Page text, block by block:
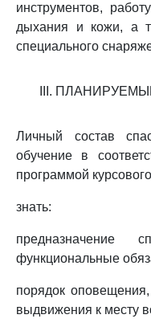
инструментов,
дыхания и кожи, а
специального
III.
Личный состав
обучение в
программой
знать:
предназначение
функциональные
порядок
выдвижения к месту